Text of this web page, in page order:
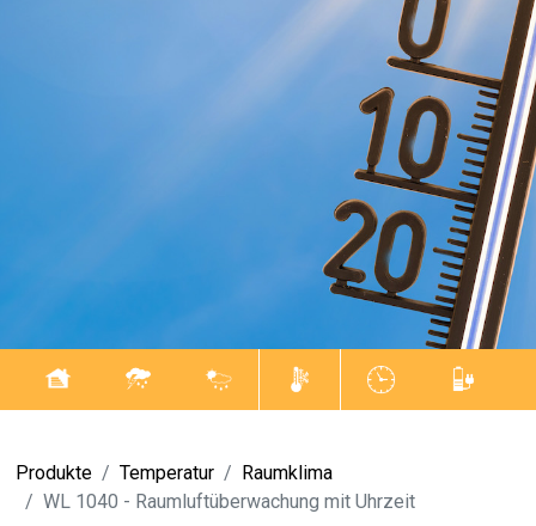
Produkte Temperatur
Raumklima
WL 1040 - Raumluftüberwachung mit Uhrzeit